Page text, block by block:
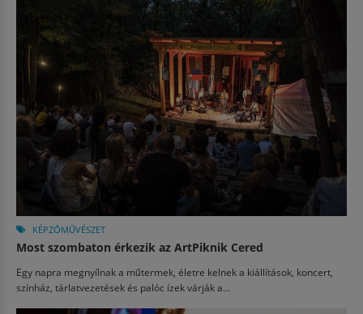
KÉPZŐMŰVÉSZET
Most szombaton érkezik az ArtPiknik Cered
Egy napra megnyílnak a műtermek, életre kelnek a kiállítások, koncert,
színház, tárlatvezetések és palóc ízek várják a...